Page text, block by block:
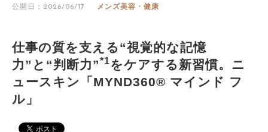
公開日：2026/06/17 メンズ美容・健康
仕事の質を支える“視覚的な記憶
力”と“判断力”*1をケアする新習慣。ニ
ュースキン「MYND360® マインド フ
ル」